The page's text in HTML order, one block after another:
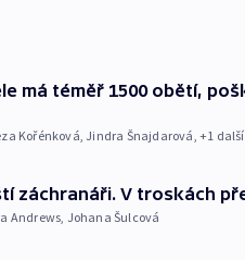
má téměř 1500 obětí,
Kořénková Jindra Šnajdarová , +1 další
záchranáři. V troskách
Andrews, Johana Šulcová